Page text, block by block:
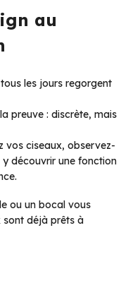
au
les jours regorgent
preuve : discrète, mais
vos ciseaux, observez-
découvrir une fonction
ou un bocal vous
sont déjà prêts à